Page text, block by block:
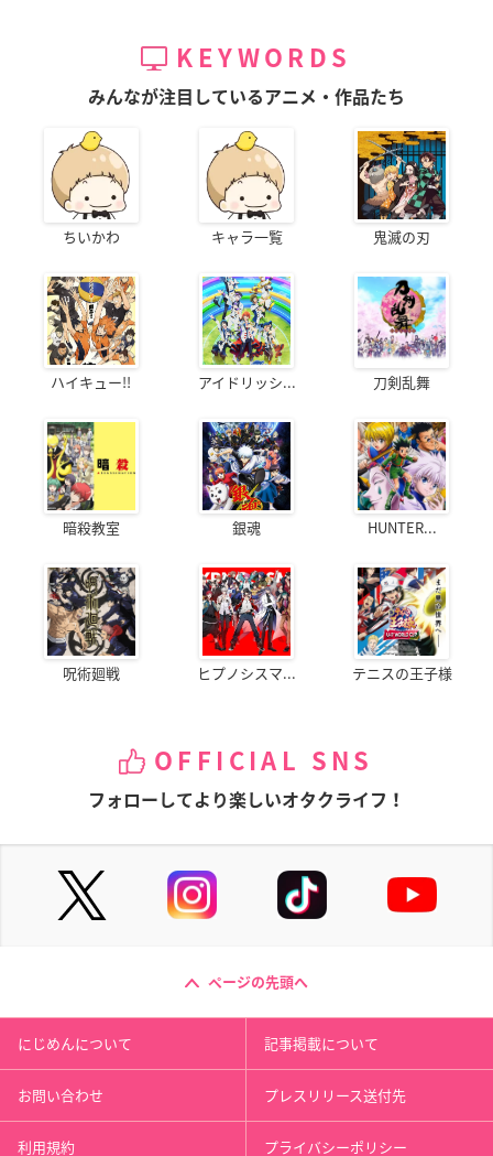
KEYWORDS
みんなが注目しているアニメ・作品たち
ちいかわ キャラ一覧 鬼滅の刃
ハイキュー!! アイドリッシ... 刀剣乱舞
暗殺教室 銀魂 HUNTER...
呪術廻戦 ヒプノシスマ... テニスの王子様
OFFICIAL SNS
フォローしてより楽しいオタクライフ！
ページの先頭へ
にじめんについて 記事掲載について
お問い合わせ プレスリリース送付先
利用規約 プライバシーポリシー